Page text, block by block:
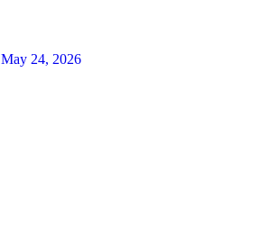
May 24, 2026